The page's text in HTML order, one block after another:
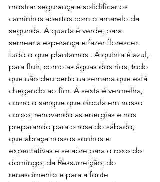
mostrar segurança e solidificar os
caminhos abertos com o amarelo da
segunda. A quarta é verde, para
semear a esperança e fazer florescer
tudo o que plantamos . A quinta é azul,
para fluir, como as águas dos rios, tudo
que não deu certo na semana que está
chegando ao fim. A sexta é vermelha,
como o sangue que circula em nosso
corpo, renovando as energias e nos
preparando para o rosa do sábado,
que abraça nossos sonhos e
expectativas e se abre para o roxo do
domingo, da Ressurreição, do
renascimento e para a fonte